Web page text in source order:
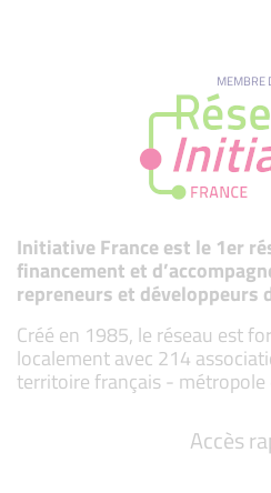
MEMBRE
Initiative France est le 1er
financement et
repreneurs et développeurs
Créé en 1985, le réseau est
localement avec 214
territoire français -
Accès